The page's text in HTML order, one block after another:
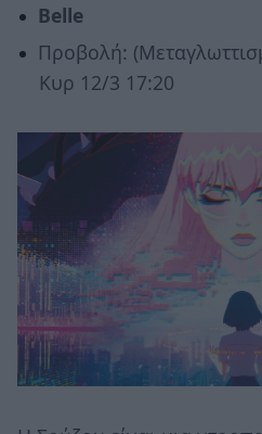
Belle
Προβολή:
Κυρ 12/3 17:20